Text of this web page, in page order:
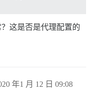
这是否是代理配置的
年1 月 12 日 09:08